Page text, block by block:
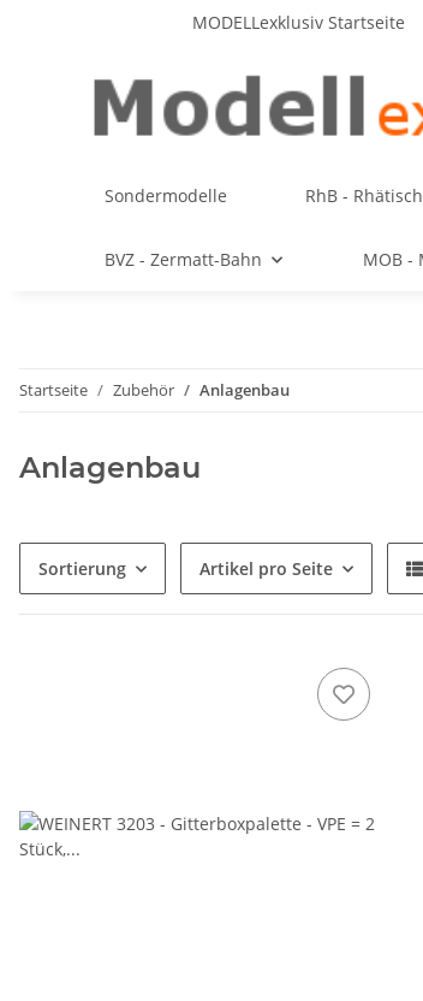
MODELLexklusiv Startseite
Sondermodelle RhB -
BVZ - Zermatt-Bahn MOB -
Startseite Zubehör Anlagenbau
Anlagenbau
Sortierung Artikel pro Seite